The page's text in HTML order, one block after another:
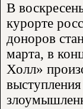
В
курорте
доноров
марта, в
Холл»